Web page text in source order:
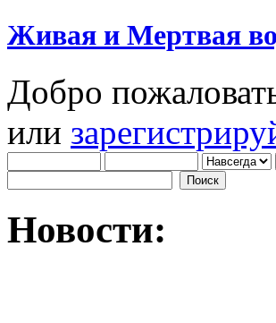
Живая и Мертвая
Добро
или
Новости: